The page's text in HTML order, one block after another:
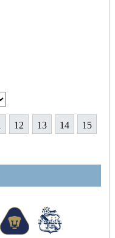
12 13 14 15